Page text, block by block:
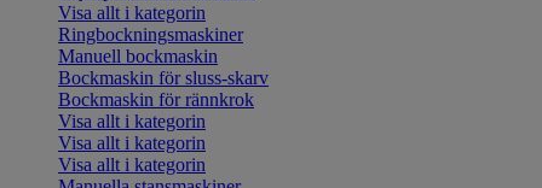
Visa allt i kategorin
Ringbockningsmaskiner
Manuell bockmaskin
Bockmaskin för sluss-skarv
Bockmaskin för rännkrok
Visa allt i kategorin
Visa allt i kategorin
Visa allt i kategorin